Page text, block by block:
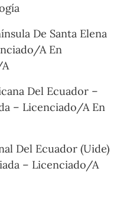
De Santa Elena
A En
Del Ecuador –
– Licenciado/A En
Del Ecuador (Uide)
– Licenciado/A